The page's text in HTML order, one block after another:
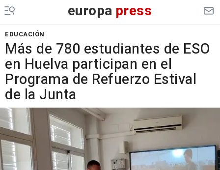
europa press
EDUCACIÓN
Más de 780 estudiantes de ESO
en Huelva participan en el
Programa de Refuerzo Estival
de la Junta